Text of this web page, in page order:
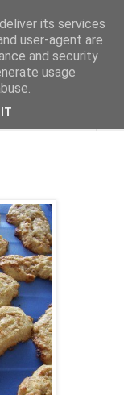
Gastronomía
its services
user-agent are
and security
usage